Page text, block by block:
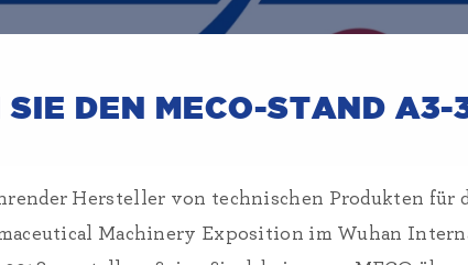
SIE DEN MECO-STAND
Hersteller von technischen Produkten für
Machinery Exposition im Wuhan